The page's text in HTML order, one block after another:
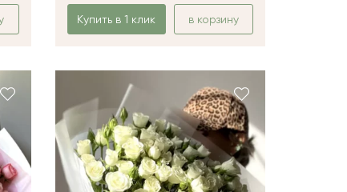
Купить в 1 клик в корзину